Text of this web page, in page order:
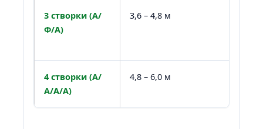
3 створки (А/
Ф/А)
3,6 – 4,8 м
4 створки (А/
А/А/А)
4,8 – 6,0 м